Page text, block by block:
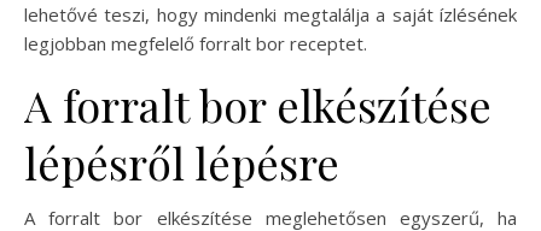
lehetővé teszi, hogy mindenki megtalálja a saját ízlésének
legjobban megfelelő forralt bor receptet.
A forralt bor elkészítése
lépésről lépésre
A forralt bor elkészítése meglehetősen egyszerű, ha